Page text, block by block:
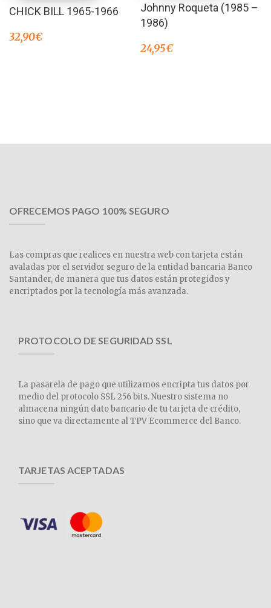
CHICK BILL 1965-1966
32,90€
Johnny Roqueta (1985 –
1986)
24,95€
OFRECEMOS PAGO 100% SEGURO
Las compras que realices en nuestra web con tarjeta están
avaladas por el servidor seguro de la entidad bancaria Banco
Santander, de manera que tus datos están protegidos y
encriptados por la tecnología más avanzada.
PROTOCOLO DE SEGURIDAD SSL
La pasarela de pago que utilizamos encripta tus datos por
medio del protocolo SSL 256 bits. Nuestro sistema no
almacena ningún dato bancario de tu tarjeta de crédito,
sino que va directamente al TPV Ecommerce del Banco.
TARJETAS ACEPTADAS